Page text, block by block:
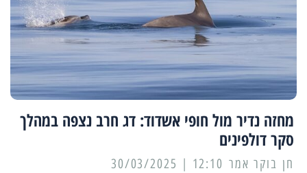
מחזה נדיר מול חופי אשדוד: דג חרב נצפה במהלך
סקר דולפינים
12:10 | 30/03/2025